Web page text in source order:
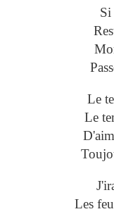
Si
Le
Le
Les